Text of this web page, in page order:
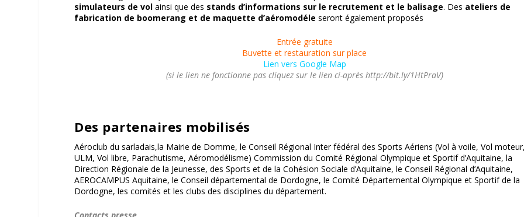
simulateurs de vol ainsi que des stands d’informations sur le recrutement et le balisage. Des ateliers de
fabrication de boomerang et de maquette d’aéromodéle seront également proposés
Entrée gratuite
Buvette et restauration sur place
Lien vers Google Map
(si le lien ne fonctionne pas cliquez sur le lien ci-après http://bit.ly/1HtPraV)
Des partenaires mobilisés
Aéroclub du sarladais,la Mairie de Domme, le Conseil Régional Inter fédéral des Sports Aériens (Vol à voile, Vol
ULM, Vol libre, Parachutisme, Aéromodélisme) Commission du Comité Régional Olympique et Sportif d’Aquitaine, la
Direction Régionale de la Jeunesse, des Sports et de la Cohésion Sociale d’Aquitaine, le Conseil Régional d’Aquitaine,
AEROCAMPUS Aquitaine, le Conseil départemental de Dordogne, le Comité Départemental Olympique et Sportif de la
Dordogne, les comités et les clubs des disciplines du département.